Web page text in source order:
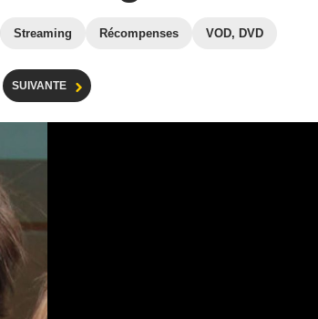
Streaming Récompenses VOD, DVD
SUIVANTE